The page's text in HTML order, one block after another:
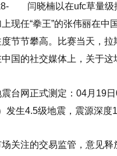
闫晓楠以在ufc草量级
现任“拳王”的张伟丽在
节节攀高。比赛当天，
国的社交媒体上，关于
网正式测定：04月19日
发生4.5级地震，震源深度
注的交易监管，意见释